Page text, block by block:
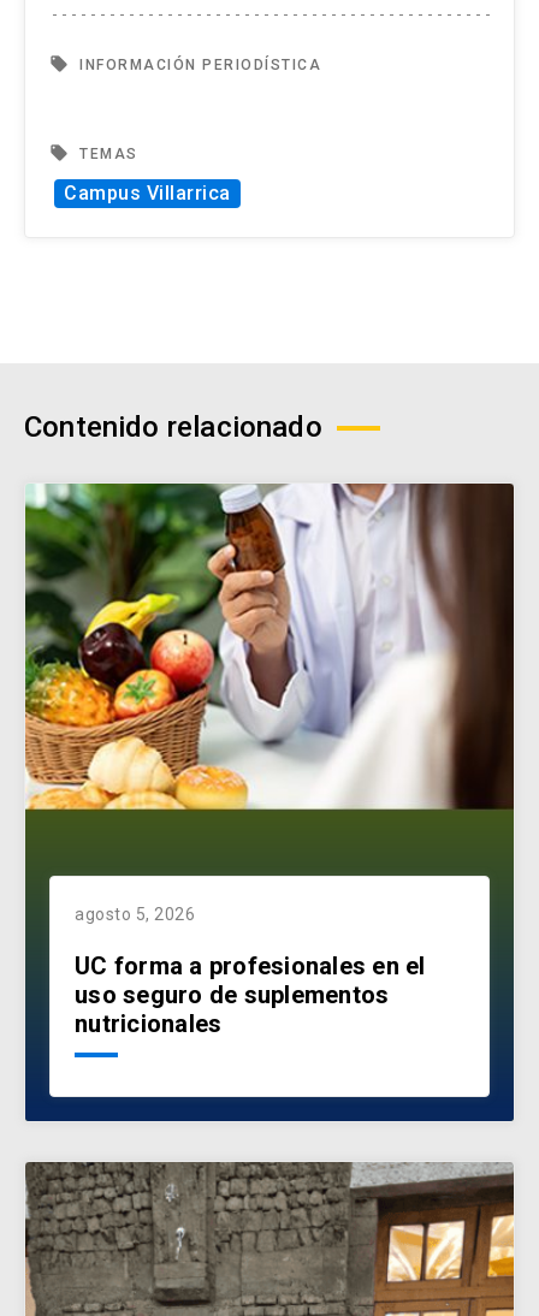
local_offer INFORMACIÓN PERIODÍSTICA
local_offer TEMAS
Campus Villarrica
Contenido relacionado
agosto 5, 2026
UC forma a profesionales en el
uso seguro de suplementos
nutricionales